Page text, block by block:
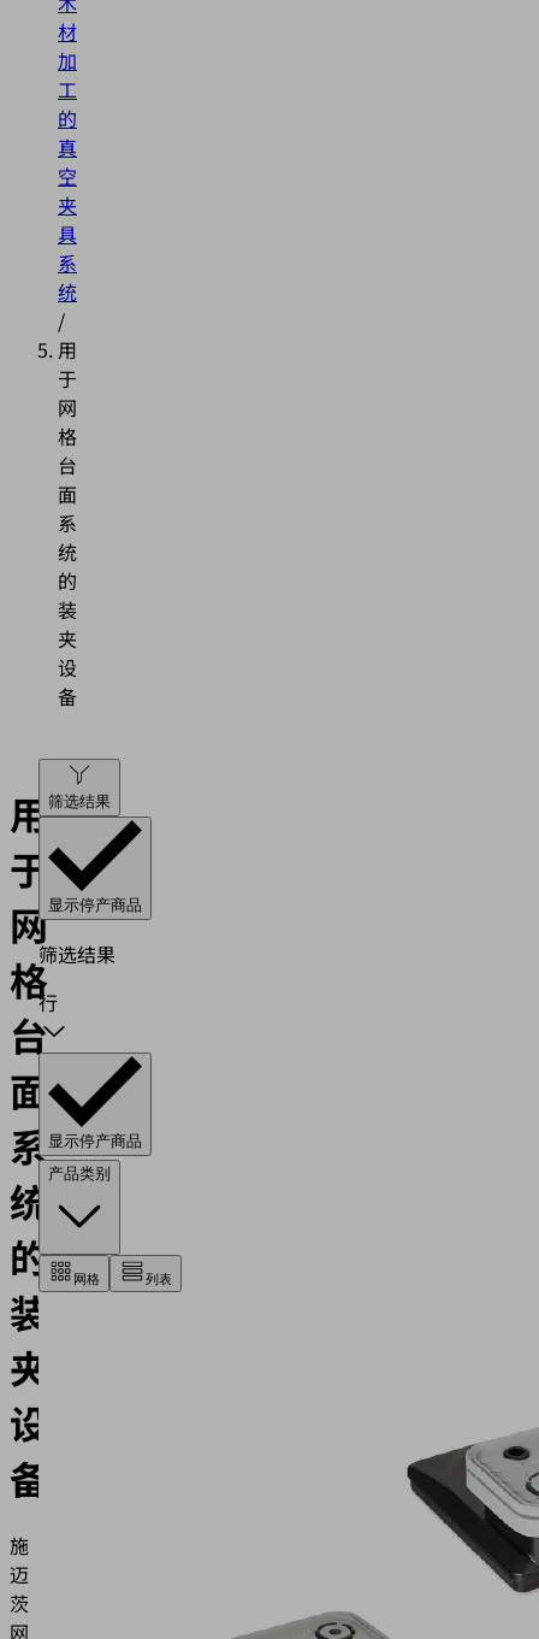
材
加
工
的
真
空
夹
具
系
统
/
用
于
网
格
台
面
系
统
的
装
夹
设
备
用
于
网
格
台
面
系
统
的
装
夹
设
备
施
迈
茨
网
筛选结果
显示停产商品
筛选结果
行
显示停产商品
产品类别
网格 列表